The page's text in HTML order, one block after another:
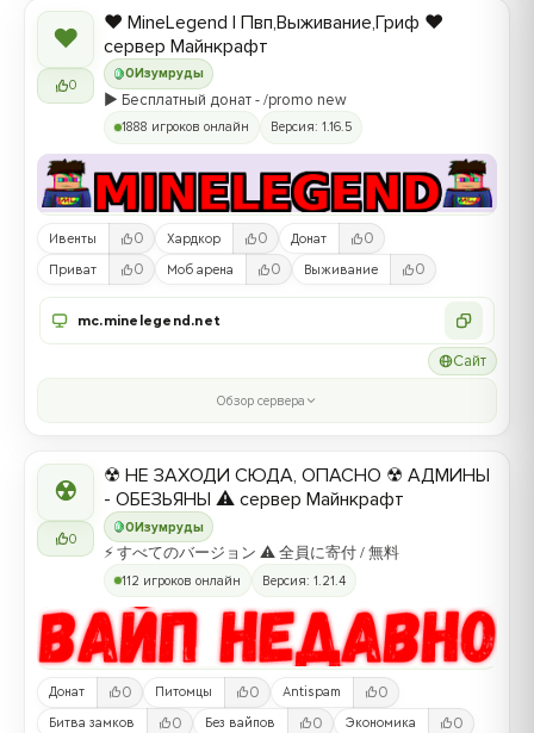
❤
0
0 Изумруды
❤️ MineLegend | Пвп,Выживание,Гриф ❤️
сервер Майнкрафт
▶️ Бесплатный донат - /promo new
1888 игроков онлайн Версия: 1.16.5
Ивенты 0 Хардкор 0 Донат 0
Приват 0 Моб арена 0 Выживание 0
mc.minelegend.net
Сайт
Обзор сервера
☢
0
0Изумруды
☢ НЕ ЗАХОДИ СЮДА, ОПАСНО ☢ АДМИНЫ
- ОБЕЗЬЯНЫ ⚠ сервер Майнкрафт
⚡ すべてのバージョン ⚠ 全員に寄付 / 無料
112 игроков онлайн Версия: 1.21.4
Донат 0 Питомцы 0 Antispam 0
Битва замков 0 Без вайпов 0 Экономика 0